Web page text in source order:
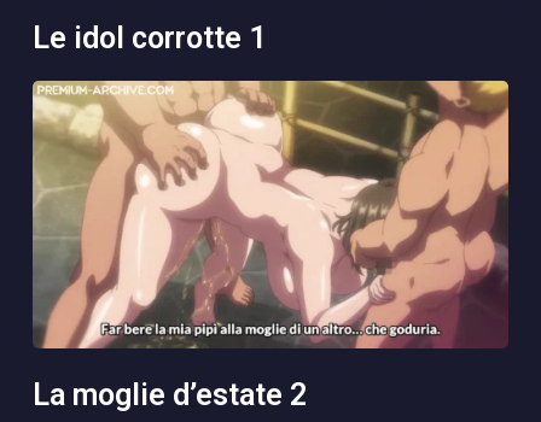
le idol corrotte 1
la moglie d’estate 2